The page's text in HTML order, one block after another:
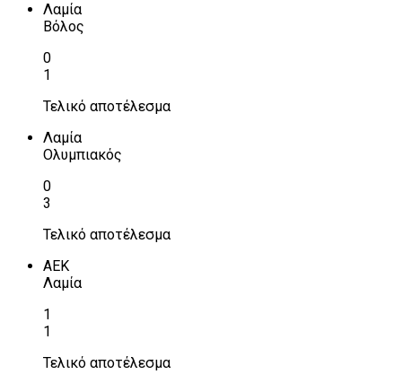
Λαμία
Βόλος
0
1
Τελικό αποτέλεσμα
Λαμία
Ολυμπιακός
0
3
Τελικό αποτέλεσμα
ΑΕΚ
Λαμία
1
1
Τελικό αποτέλεσμα